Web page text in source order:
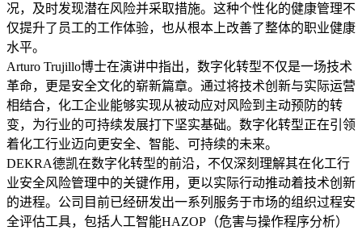
况，及时发现潜在风险并采取措施。这种个性化的健康管理不
仅提升了员工的工作体验，也从根本上改善了整体的职业健康
水平。
Arturo Trujillo博士在演讲中指出，数字化转型不仅是一场技术
革命，更是安全文化的崭新篇章。通过将技术创新与实际运营
相结合，化工企业能够实现从被动应对风险到主动预防的转
变，为行业的可持续发展打下坚实基础。数字化转型正在引领
着化工行业迈向更安全、智能、可持续的未来。
DEKRA德凯在数字化转型的前沿，不仅深刻理解其在化工行
业安全风险管理中的关键作用，更以实际行动推动着技术创新
的进程。公司目前已经研发出一系列服务于市场的组织过程安
全评估工具，包括人工智能HAZOP（危害与操作程序分析）